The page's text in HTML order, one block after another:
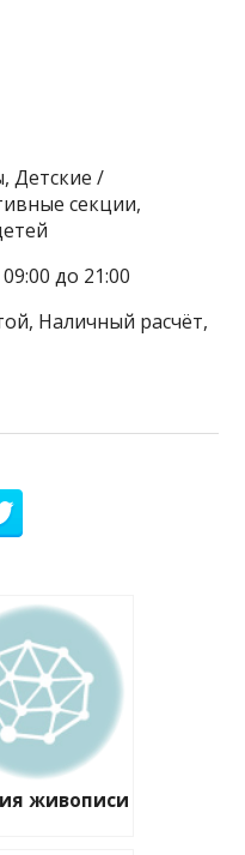
Детские /
секции,
до 21:00
Наличный расчёт,
живописи